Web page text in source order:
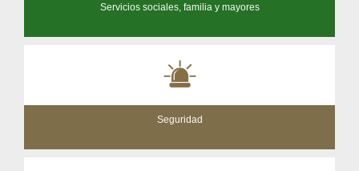
Servicios sociales, familia y mayores
Seguridad